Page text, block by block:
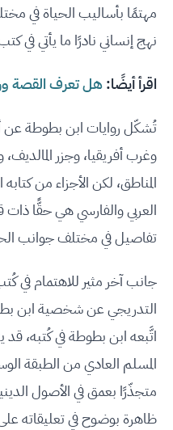
مهتمًا بأساليب الحياة في
نهج إنساني نادرًا ما يأتي في
اقرأ أيضًا:هل تعرف القصة
تُشكّل روايات ابن بطوطة عن
وغرب أفريقيا، وجزر
المناطق، لكن الأجزاء من
العربي والفارسي هي حقًّا ذات
تفاصيل في مختلف جوانب
جانب آخر مثير للاهتمام
التدريجي عن شخصية ابن
اتَّبعه ابن بطوطة في كُتبه، قد
المسلم العادي من الطبقة
متجذّرًا بعمق في الأصول
ظاهرة بوضوح في تعليقاته